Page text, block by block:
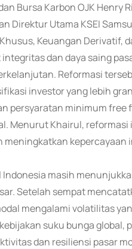
Bursa Karbon OJK Henry
Direktur Utama KSEI
Keuangan Derivatif,
dan daya saing
Reformasi
investor yang lebih
persyaratan minimum free
Menurut Khairul, reformasi
kepercayaan
Indonesia masih
Setelah sempat
mengalami volatilitas
suku bunga global,
dan resiliensi pasar